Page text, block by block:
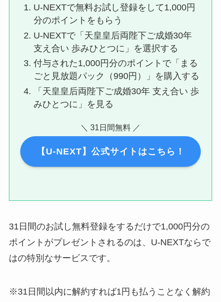
U-NEXTで無料お試し登録をして1,000円
分のポイントをもらう
U-NEXTで「天皇皇后両陛下ご成婚30年
支え合い 歩みひとつに」を選択する
付与された1,000円分のポイントで「まる
ごと見放題パック（990円）」を購入する
「天皇皇后両陛下ご成婚30年 支え合い 歩
みひとつに」を見る
＼ 31日間無料 ／
【U-NEXT】公式サイトはこちら！
31日間のお試し無料登録をするだけで1,000円分の
ポイントがプレゼントされるのは、U-NEXTならで
はの特別なサービスです。
※31日間以内に解約すれば1円も払うことなく解約